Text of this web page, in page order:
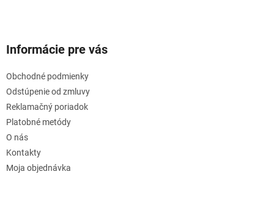
Informácie pre vás
Obchodné podmienky
Odstúpenie od zmluvy
Reklamačný poriadok
Platobné metódy
O nás
Kontakty
Moja objednávka